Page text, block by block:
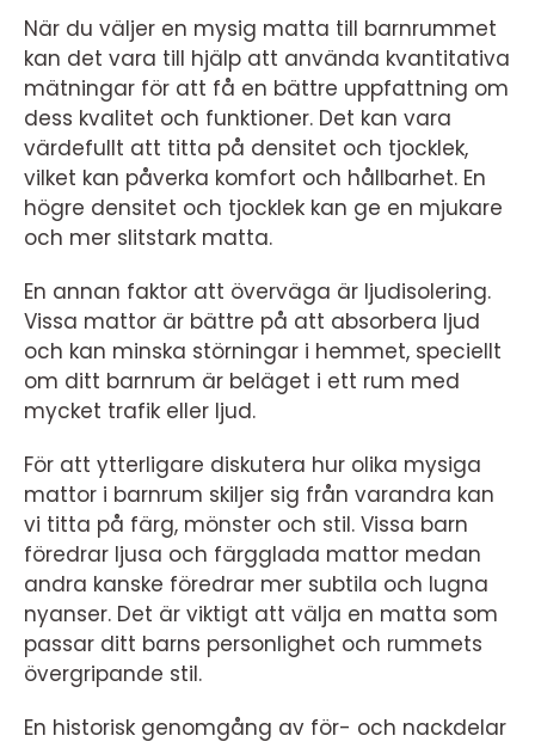
När du väljer en mysig matta till barnrummet
kan det vara till hjälp att använda kvantitativa
mätningar för att få en bättre uppfattning om
dess kvalitet och funktioner. Det kan vara
värdefullt att titta på densitet och tjocklek,
vilket kan påverka komfort och hållbarhet. En
högre densitet och tjocklek kan ge en mjukare
och mer slitstark matta.
En annan faktor att överväga är ljudisolering.
Vissa mattor är bättre på att absorbera ljud
och kan minska störningar i hemmet, speciellt
om ditt barnrum är beläget i ett rum med
mycket trafik eller ljud.
För att ytterligare diskutera hur olika mysiga
mattor i barnrum skiljer sig från varandra kan
vi titta på färg, mönster och stil. Vissa barn
föredrar ljusa och färgglada mattor medan
andra kanske föredrar mer subtila och lugna
nyanser. Det är viktigt att välja en matta som
passar ditt barns personlighet och rummets
övergripande stil.
En historisk genomgång av för- och nackdelar